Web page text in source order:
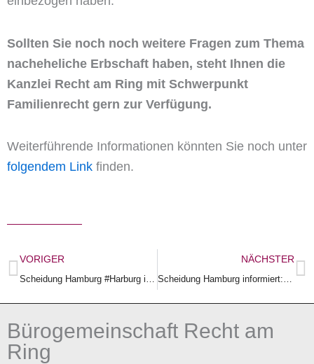
Sollten Sie noch noch weitere Fragen zum Thema
nacheheliche Erbschaft haben, steht Ihnen die
Kanzlei Recht am Ring mit Schwerpunkt
Familienrecht gern zur Verfügung.
Weiterführende Informationen könnten Sie noch unter
folgendem Link finden.
Zurück
VORIGER
Scheidung Hamburg #Harburg informiert: Unterhalt für das erwachsene Kind und der #Selbstbehalt
NÄCHSTER
Scheidung Hamburg informiert: Neufassung des § 1578b I BGB ist vom Bundestag verabschiedet worden.
Bürogemeinschaft Recht am
Ring